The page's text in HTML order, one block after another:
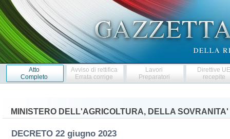
Atto
Completo
Avviso di rettifica
Errata corrige
Lavori
Preparatori
Direttive
recepite
MINISTERO DELL'AGRICOLTURA, DELLA
DECRETO 22 giugno 2023